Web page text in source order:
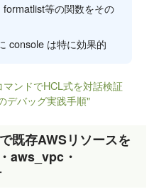
formatlist等の関数をその
console は特に効果的
ンドでHCL式を対話検証
デバッグ実践手順"
既存AWSリソースを
aws_vpc・